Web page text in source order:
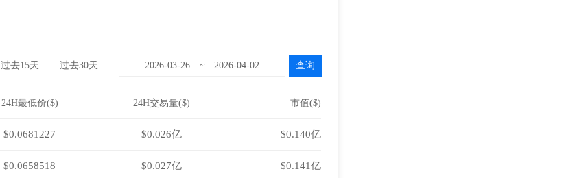
~
过去30天
过去15天
24H最低价($) 24H交易量($) 市值($)
$0.0681227 $0.026亿 $0.140亿
$0.0658518 $0.027亿 $0.141亿